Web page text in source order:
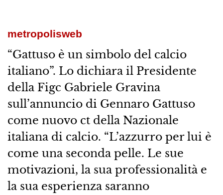
metropolisweb
“Gattuso è un simbolo del calcio
italiano”. Lo dichiara il Presidente
della Figc Gabriele Gravina
sull’annuncio di Gennaro Gattuso
come nuovo ct della Nazionale
italiana di calcio. “L’azzurro per lui è
come una seconda pelle. Le sue
motivazioni, la sua professionalità e
la sua esperienza saranno